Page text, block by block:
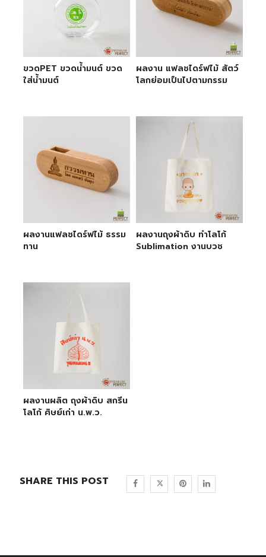
ขวดPET ขวดน้ำมนต์ ขวด
ใส่น้ำมนต์
ผลงาน แฟลชไดร์ฟไม้ สัตว์
โลกย่อมเป็นไปตามกรรม
ผลงานแฟลชไดร์ฟไม้ ธรรม
ทาน
ผลงานถุงผ้าดิบ ทำโลโก้
Sublimation งานบวช
ผลงานผลิต ถุงผ้าดิบ สกรีน
โลโก้ ศิษย์เก่า น.พ.ว.
SHARE THIS POST